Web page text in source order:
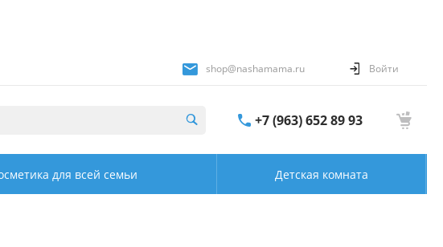
shop@nashamama.ru Войти
+7 (963) 652 89 93
для всей семьи Детская комната